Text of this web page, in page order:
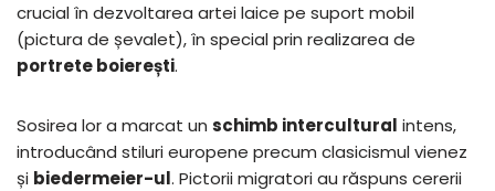
crucial în dezvoltarea artei laice pe suport mobil
(pictura de șevalet), în special prin realizarea de
portrete boierești.
Sosirea lor a marcat un schimb intercultural intens,
introducând stiluri europene precum clasicismul vienez
și biedermeier-ul. Pictorii migratori au răspuns cererii